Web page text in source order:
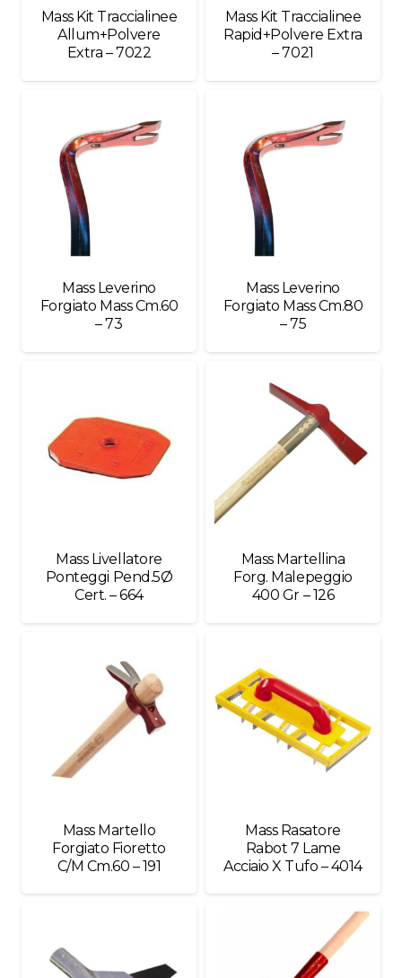
Mass Kit Traccialinee
Allum+Polvere
Extra – 7022
Mass Kit Traccialinee
Rapid+Polvere Extra
– 7021
Mass Leverino
Forgiato Mass Cm.60
– 73
Mass Leverino
Forgiato Mass Cm.80
– 75
Mass Livellatore
Ponteggi Pend.5Ø
Cert. – 664
Mass Martellina
Forg. Malepeggio
400 Gr – 126
Mass Martello
Forgiato Fioretto
C/M Cm.60 – 191
Mass Rasatore
Rabot 7 Lame
Acciaio X Tufo – 4014